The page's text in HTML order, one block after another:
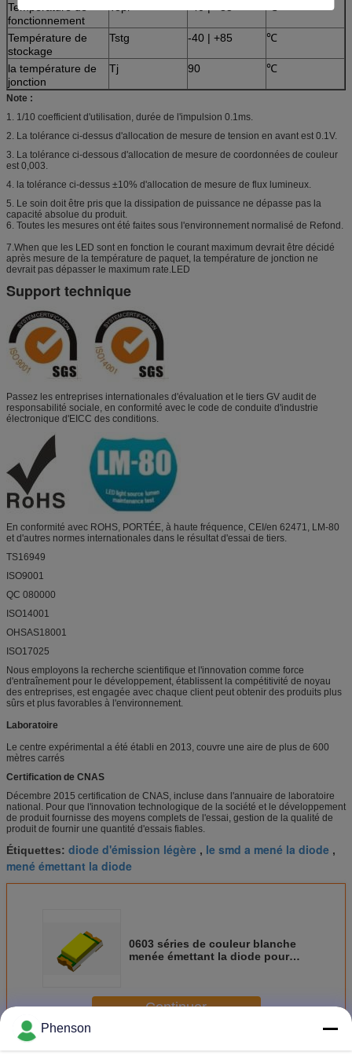
Température de
fonctionnement
Température de
stockage
Tstg -40 | +85 ℃
la température de
jonction
Tj 90 ℃
Note :
1. 1/10 coefficient d'utilisation, durée de l'impulsion 0.1ms.
2. La tolérance ci-dessus d'allocation de mesure de tension en avant est 0.1V.
3. La tolérance ci-dessous d'allocation de mesure de coordonnées de couleur
est 0,003.
4. la tolérance ci-dessus ±10% d'allocation de mesure de flux lumineux.
5. Le soin doit être pris que la dissipation de puissance ne dépasse pas la
capacité absolue du produit.
6. Toutes les mesures ont été faites sous l'environnement normalisé de Refond.
7.When que les LED sont en fonction le courant maximum devrait être décidé
après mesure de la température de paquet, la température de jonction ne
devrait pas dépasser le maximum rate.LED
Support technique
Passez les entreprises internationales d'évaluation et le tiers GV audit de
responsabilité sociale, en conformité avec le code de conduite d'industrie
électronique d'EICC des conditions.
En conformité avec ROHS, PORTÉE, à haute fréquence, CEI/en 62471, LM-80
et d'autres normes internationales dans le résultat d'essai de tiers.
TS16949
ISO9001
QC 080000
ISO14001
OHSAS18001
ISO17025
Nous employons la recherche scientifique et l'innovation comme force
d'entraînement pour le développement, établissent la compétitivité de noyau
des entreprises, est engagée avec chaque client peut obtenir des produits plus
sûrs et plus favorables à l'environnement.
Laboratoire
Le centre expérimental a été établi en 2013, couvre une aire de plus de 600
mètres carrés
Certification de CNAS
Décembre 2015 certification de CNAS, incluse dans l'annuaire de laboratoire
national. Pour que l'innovation technologique de la société et le développement
de produit fournisse des moyens complets de l'essai, gestion de la qualité de
produit de fournir une quantité d'essais fiables.
Étiquettes: diode d'émission légère , le smd a mené la diode ,
mené émettant la diode
0603 séries de couleur blanche
menée émettant la diode pour
Continuer
PlusLe smd a mené la diode
Phenson